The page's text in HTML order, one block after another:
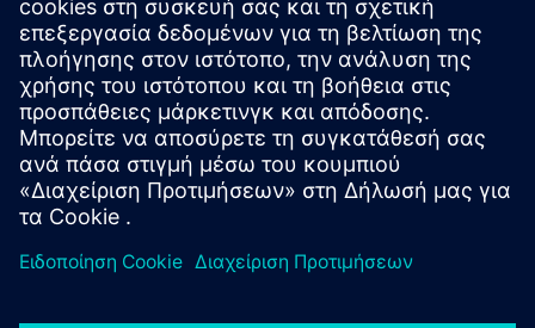
Πρόσθετες πληροφορίες και πόροι
Εισαγωγή του CONWELL (2023.11) - SIEMENS.pdf
Προαπαιτούμενα